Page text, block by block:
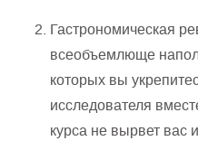
Гастрономическая
всеобъемлюще
которых вы
исследователя
курса не вырвет вас